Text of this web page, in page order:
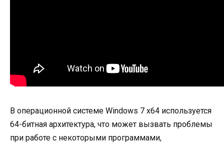
В операционной системе Windows 7 x64 используется
64-битная архитектура, что может вызвать проблемы
при работе с некоторыми программами,